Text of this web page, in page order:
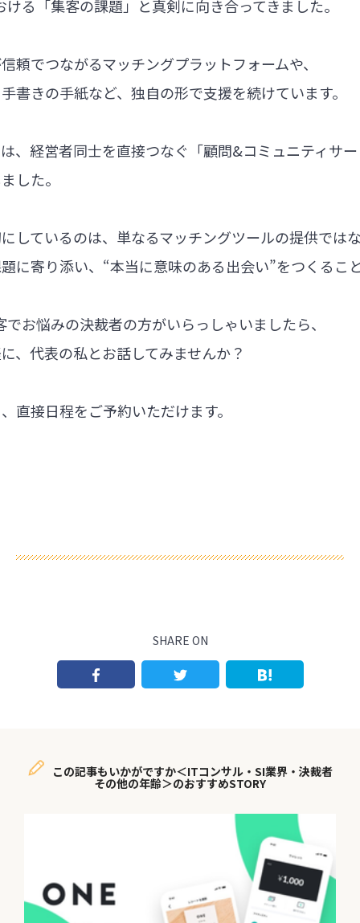
る「集客の課題」と真剣に向き合ってきました。
頼でつながるマッチングプラットフォームや、
書きの手紙など、独自の形で支援を続けています。
、経営者同士を直接つなぐ「顧問&コミュニティサ
した。
しているのは、単なるマッチングツールの提供では
に寄り添い、“本当に意味のある出会い”をつくるこ
お悩みの決裁者の方がいらっしゃいましたら、
、代表の私とお話してみませんか？
直接日程をご予約いただけます。
SHARE ON
この記事もいかがですか＜ITコンサル・SI業界・決裁者
その他の年齢＞のおすすめSTORY